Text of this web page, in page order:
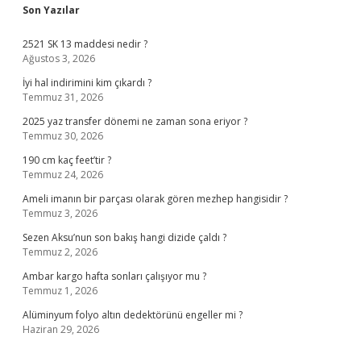
Sidebar
Son Yazılar
2521 SK 13 maddesi nedir ?
Ağustos 3, 2026
İyi hal indirimini kim çıkardı ?
Temmuz 31, 2026
2025 yaz transfer dönemi ne zaman sona eriyor ?
Temmuz 30, 2026
190 cm kaç feet’tir ?
Temmuz 24, 2026
Ameli imanın bir parçası olarak gören mezhep hangisidir ?
Temmuz 3, 2026
Sezen Aksu’nun son bakış hangi dizide çaldı ?
Temmuz 2, 2026
Ambar kargo hafta sonları çalışıyor mu ?
Temmuz 1, 2026
Alüminyum folyo altın dedektörünü engeller mi ?
Haziran 29, 2026